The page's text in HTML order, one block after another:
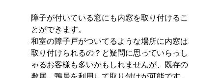
障子が付いている窓にも内窓を取り付けるこ
とができます。
和室の障子戸がついてるような場所に内窓は
取り付けられるの？と疑問に思っていらっし
ゃるお客様も多いかもしれませんが、既存の